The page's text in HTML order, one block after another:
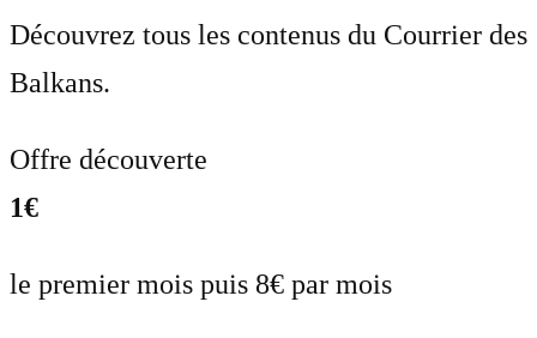
Découvrez tous les contenus du Courrier des
Balkans.
Offre découverte
1€
le premier mois puis 8€ par mois